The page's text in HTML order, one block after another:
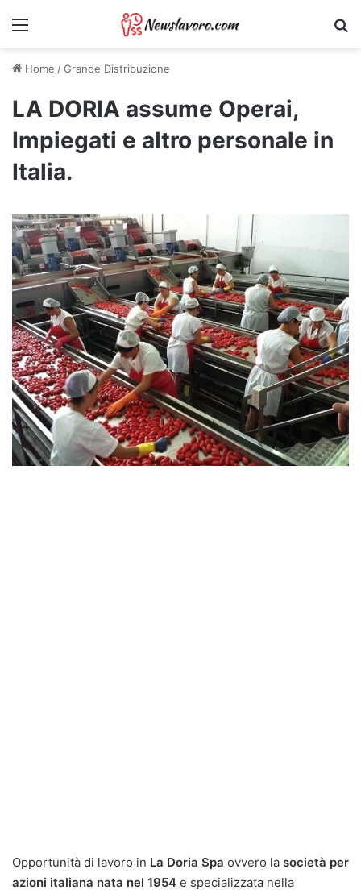
Menu
Home /Grande Distribuzione
LA DORIA assume Operai,
Impiegati e altro personale in
Italia.
Opportunità di lavoro in La Doria Spa ovvero la società per
azioni italiana nata nel 1954 e specializzata nella